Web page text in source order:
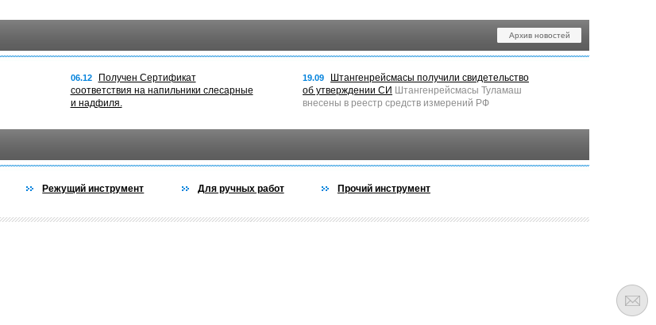
Архив новостей
06.12
Получен Сертификат
соответствия на напильники слесарные
и надфиля.
19.09
Штангенрейсмасы получили свидетельство
об утверждении СИ Штангенрейсмасы Туламаш
внесены в реестр средств измерений РФ
Режущий инструмент Для ручных работ Прочий инструмент